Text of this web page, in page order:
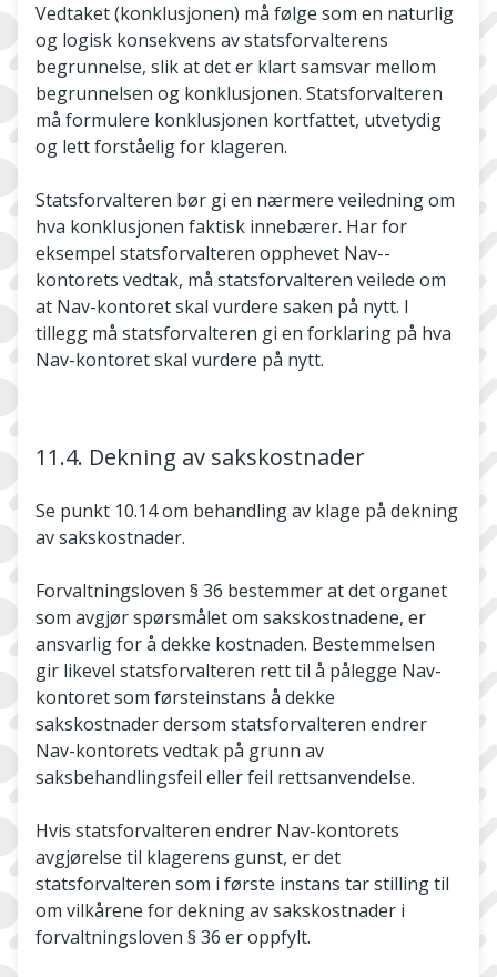
Vedtaket (konklusjonen) må følge som en naturlig
og logisk konsekvens av statsforvalterens
begrunnelse, slik at det er klart samsvar mellom
begrunnelsen og konklusjonen. Statsforvalteren
må formulere konklusjonen kortfattet, utvetydig
og lett forståelig for klageren.
Statsforvalteren bør gi en nærmere veiledning om
hva konklusjonen faktisk innebærer. Har for
eksempel statsforvalteren opphevet Nav-­
kontorets vedtak, må statsforvalteren veilede om
at Nav­-kontoret skal vurdere saken på nytt. I
tillegg må statsforvalteren gi en forklaring på hva
Nav-kontoret skal vurdere på nytt.
11.4. Dekning av sakskostnader
Se punkt 10.14 om behandling av klage på dekning
av sakskostnader.
Forvaltningsloven § 36 bestemmer at det organet
som avgjør spørsmålet om sakskostnadene, er
ansvarlig for å dekke kostnaden. Bestemmelsen
gir likevel statsforvalteren rett til å pålegge Nav-
kontoret som førsteinstans å dekke
sakskostnader dersom statsforvalteren endrer
Nav-kontorets vedtak på grunn av
saksbehandlingsfeil eller feil rettsanvendelse.
Hvis statsforvalteren endrer Nav-kontorets
avgjørelse til klagerens gunst, er det
statsforvalteren som i første instans tar stilling til
om vilkårene for dekning av sakskostnader i
forvaltningsloven § 36 er oppfylt.